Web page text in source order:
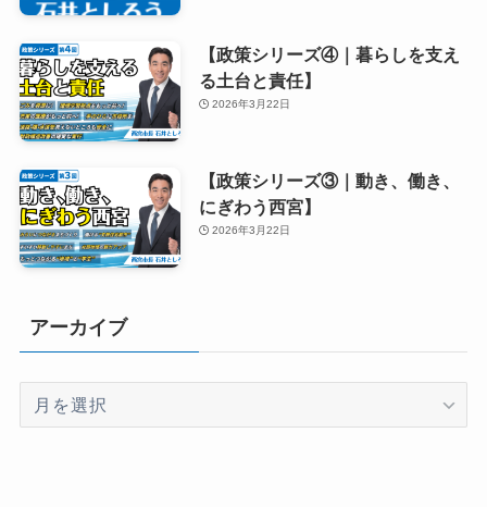
【政策シリーズ④｜暮らしを支え
る土台と責任】
2026年3月22日
【政策シリーズ③｜動き、働き、
にぎわう西宮】
2026年3月22日
アーカイブ